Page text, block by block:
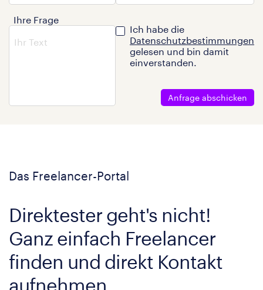
Ihre Frage
Ich habe die
Datenschutzbestimmungen
gelesen und bin damit
einverstanden.
Anfrage abschicken
Das Freelancer-Portal
Direktester geht's nicht!
Ganz einfach Freelancer
finden und direkt Kontakt
aufnehmen.